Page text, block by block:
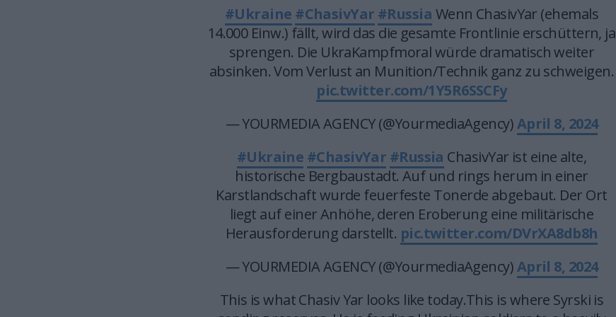
#Ukraine #ChasivYar #Russia Wenn ChasivYar (ehemals
14.000 Einw.) fällt, wird das die gesamte Frontlinie erschüttern, ja
sprengen. Die UkraKampfmoral würde dramatisch weiter
absinken. Vom Verlust an Munition/Technik ganz zu schweigen.
pic.twitter.com/1Y5R6SSCFy
— YOURMEDIA AGENCY (@YourmediaAgency)April 8, 2024
#Ukraine #ChasivYar #Russia ChasivYar ist eine alte,
historische Bergbaustadt. Auf und rings herum in einer
Karstlandschaft wurde feuerfeste Tonerde abgebaut. Der Ort
liegt auf einer Anhöhe, deren Eroberung eine militärische
Herausforderung darstellt. pic.twitter.com/DVrXA8db8h
— YOURMEDIA AGENCY (@YourmediaAgency)April 8, 2024
This is what Chasiv Yar looks like today.This is where Syrski is